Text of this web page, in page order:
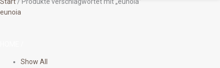
eunoia
Show All